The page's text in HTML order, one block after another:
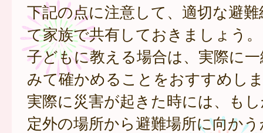
下記の点に注意して、適切な避
て家族で共有しておきましょう。
子どもに教える場合は、実際に
みて確かめることをおすすめし
実際に災害が起きた時には、も
定外の場所から避難場所に向か